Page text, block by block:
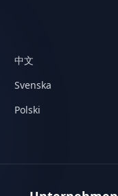
中文
Svenska
Polski